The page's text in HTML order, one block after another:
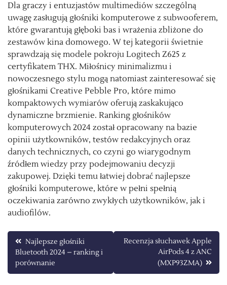
Dla graczy i entuzjastów multimediów szczególną
uwagę zasługują głośniki komputerowe z subwooferem,
które gwarantują głęboki bas i wrażenia zbliżone do
zestawów kina domowego. W tej kategorii świetnie
sprawdzają się modele pokroju Logitech Z625 z
certyfikatem THX. Miłośnicy minimalizmu i
nowoczesnego stylu mogą natomiast zainteresować się
głośnikami Creative Pebble Pro, które mimo
kompaktowych wymiarów oferują zaskakująco
dynamiczne brzmienie. Ranking głośników
komputerowych 2024 został opracowany na bazie
opinii użytkowników, testów redakcyjnych oraz
danych technicznych, co czyni go wiarygodnym
źródłem wiedzy przy podejmowaniu decyzji
zakupowej. Dzięki temu łatwiej dobrać najlepsze
głośniki komputerowe, które w pełni spełnią
oczekiwania zarówno zwykłych użytkowników, jak i
audiofilów.
Nawigacja
wpisu
Najlepsze głośniki
Bluetooth 2024 – ranking i
porównanie
Recenzja słuchawek Apple
AirPods 4 z ANC
(MXP93ZMA)